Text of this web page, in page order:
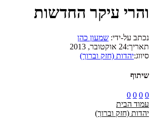
והרי עיקר החדשות
נכתב על-ידי: שמעון כהן
תאריך:24 אוקטובר, 2013
סיווג:יהדות (חזק וברוך)
שיתוף
0
0
0
0
עמוד הבית
יהדות (חזק וברוך)